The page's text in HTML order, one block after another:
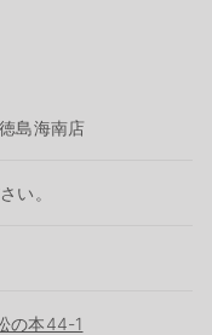
島海南店
い。
の本44-1